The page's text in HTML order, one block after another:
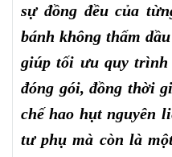
sự đồng đều của
bánh không thấm
giúp tối ưu quy trình
đóng gói, đồng thời
chế hao hụt nguyên
tư phụ mà còn là